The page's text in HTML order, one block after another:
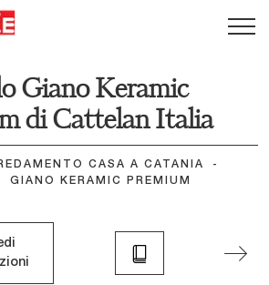
Giano Keramic
di Cattelan Italia
CASA A CATANIA
-
GIANO KERAMIC PREMIUM